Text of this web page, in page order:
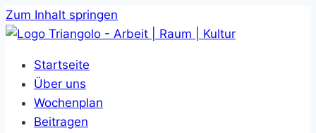
Zum Inhalt springen
Startseite
Über uns
Wochenplan
Beitragen